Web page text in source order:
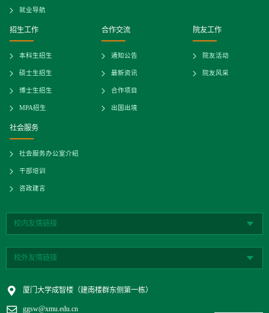
就业导航
招生工作
本科生招生
硕士生招生
博士生招生
MPA招生
合作交流
通知公告
最新资讯
合作项目
出国出境
院友工作
院友活动
院友风采
社会服务
社会服务办公室介绍
干部培训
咨政建言
校内友情链接
校外友情链接
厦门大学成智楼（建南楼群东侧第一栋）
ggsw@xmu.edu.cn